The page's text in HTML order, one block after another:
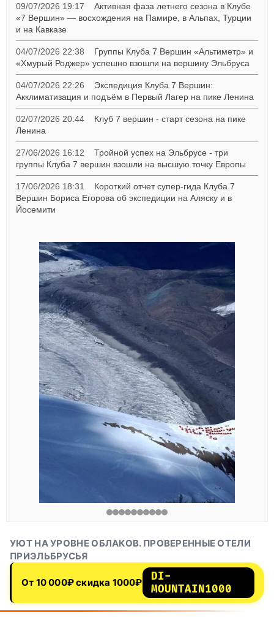
09/07/2026 19:17
Активная фаза летнего сезона в Клубе
«7 Вершин» — восхождения на Памире, в Альпах, Турции
и на Кавказе
04/07/2026 22:38
Группы Клуба 7 Вершин «Альтиметр» и
«Хмурый Роджер» успешно взошли на вершину Эльбруса
04/07/2026 22:26
Экспедиция Клуба 7 Вершин:
Акклиматизация и подъём в Первый Лагер на пике Ленина
02/07/2026 20:44
Клуб 7 вершин - старт сезона на пике
Ленина
27/06/2026 16:12
Тройной успех на Эльбрусе - три
группы Клуба 7 вершин взошли на высшую точку Европы
17/06/2026 18:31
Короткий отчет супер-гида Клуба 7
Вершин Бориса Егорова об экспедиции на Аляску и в
Йосемити
УЮТ НА УРОВНЕ ОБЛАКОВ. ПРОВЕРЕННЫЕ ОТЕЛИ
ПРИЭЛЬБРУСЬЯ
От 10 000₽ скидка 1000₽
DI-
MOUNTAIN1000